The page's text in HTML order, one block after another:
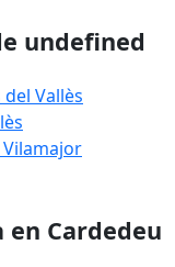
undefined
Vallès
Cardedeu